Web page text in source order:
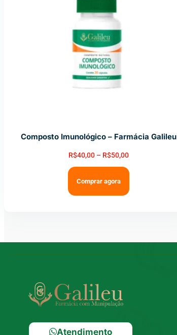
Composto Imunológico – Farmácia Galileu
R$40,00 – R$50,00
Comprar agora
Atendimento